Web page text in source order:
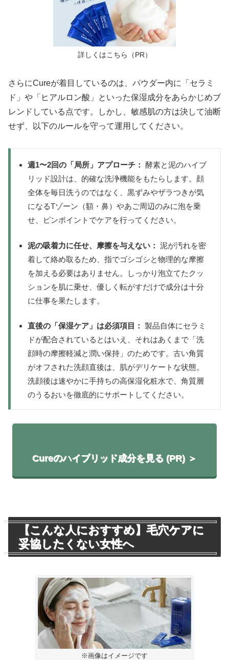
詳しくはこちら（PR）
さらにCureが着目しているのは、パウダー内に「セラミ
ド」や「ヒアルロン酸」といった保湿成分をあらかじめブ
レンドしている点です。しかし、敏感肌の方は決して油断
せず、以下のルールを守って運用してください。
週1〜2回の「局所」アプローチ： 酵素と泥のハイブ
リッド設計は、的確な洗浄機能をもたらします。顔
全体を毎日洗うのではなく、黒ずみやザラつきが気
になるTゾーン（額・鼻）やあご周辺のみに泡を乗
せ、ピンポイントでケアを行ってください。
泥の吸着力に任せ、摩擦を与えない： 泥が汚れを密
着して絡め取るため、指でゴシゴシと物理的な摩擦
を加える必要はありません。しっかり泡立てたクッ
ションを肌に乗せ、優しく転がすだけで成分は十分
に仕事を果たします。
直後の「保湿ケア」は必須項目： 製品自体にセラミ
ドが配合されているとはいえ、それはあくまで「洗
顔時の摩擦軽減と潤い保持」のためです。古い角質
がオフされた洗顔直後は、肌がデリケートな状態。
洗顔後は速やかに手持ちの高保湿化粧水で、角質層
のうるおいを徹底的にサポートしてください。
Cureのハイブリッド成分を見る (PR) ＞
【こんな人におすすめ】毛穴ケアに
妥協したくない女性へ
※画像はイメージです